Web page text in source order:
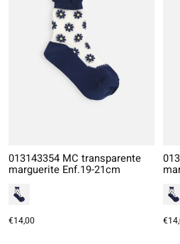
013143354 MC transparente
marguerite Enf.19-21cm
€14,00